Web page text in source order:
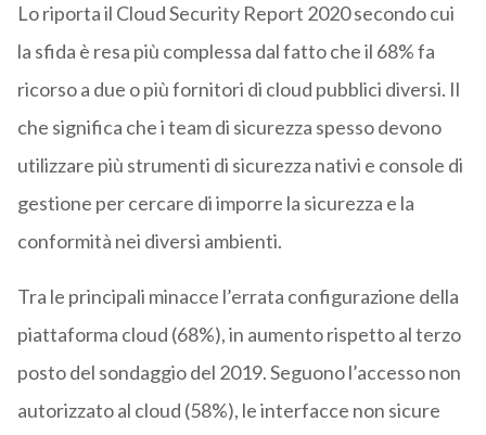
Lo riporta il Cloud Security Report 2020 secondo cui
la sfida è resa più complessa dal fatto che il 68% fa
ricorso a due o più fornitori di cloud pubblici diversi. Il
che significa che i team di sicurezza spesso devono
utilizzare più strumenti di sicurezza nativi e console di
gestione per cercare di imporre la sicurezza e la
conformità nei diversi ambienti.
Tra le principali minacce l’errata configurazione della
piattaforma cloud (68%), in aumento rispetto al terzo
posto del sondaggio del 2019. Seguono l’accesso non
autorizzato al cloud (58%), le interfacce non sicure